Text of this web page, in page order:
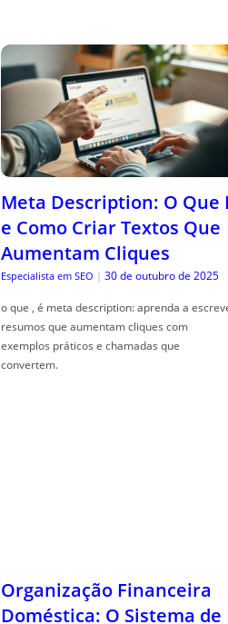
Meta Description: O Que
e Como Criar Textos Que
Aumentam Cliques
Especialista em SEO | 30 de outubro de 2025
o que , é meta description: aprenda a
resumos que aumentam cliques com
exemplos práticos e chamadas que
convertem.
Organização Financeira
Doméstica: O Sistema de